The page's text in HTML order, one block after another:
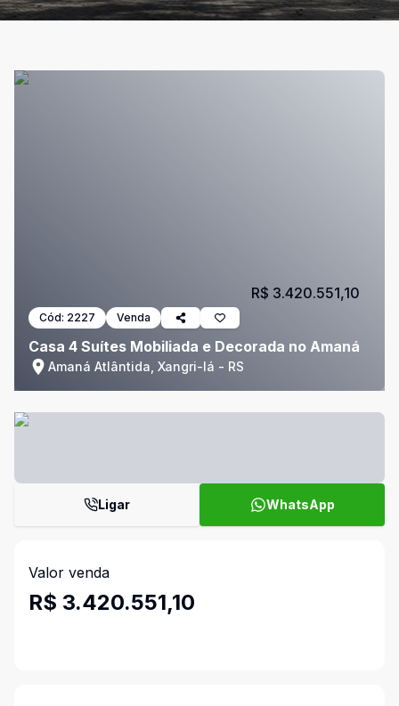
Cód: 2227 Venda
Casa 4 Suítes Mobiliada e Decorada no Amaná
Amaná Atlântida, Xangri-lá - RS
R$ 3.420.551,10
Ligar WhatsApp
Valor venda
R$ 3.420.551,10